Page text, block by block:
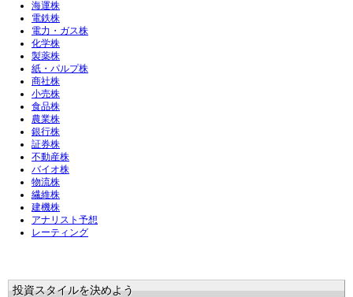
海運株
電鉄株
電力・ガス株
化学株
製薬株
紙・パルプ株
商社株
小売株
食品株
農業株
銀行株
証券株
不動産株
バイオ株
物流株
繊維株
建機株
アナリスト予想
レーティング
投資スタイルを決めよう